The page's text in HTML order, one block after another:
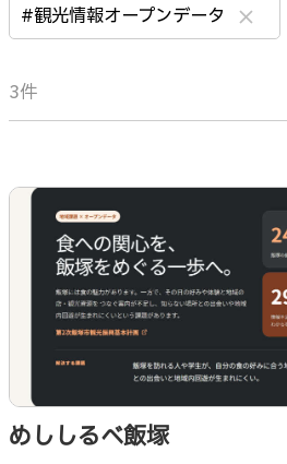
#観光情報オープンデータ clear
3件
めししるべ飯塚